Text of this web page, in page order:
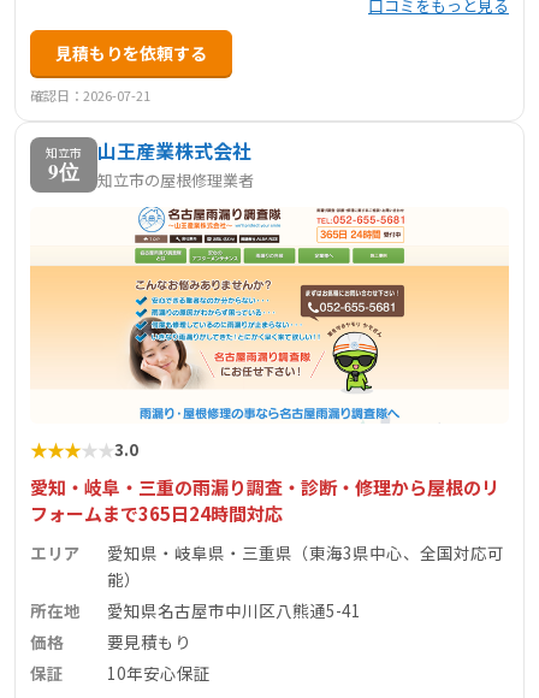
口コミをもっと見る
見積もりを依頼する
確認日：2026-07-21
知立市
9位
山王産業株式会社
知立市の屋根修理業者
★★★★★3.0
愛知・岐阜・三重の雨漏り調査・診断・修理から屋根のリ
フォームまで365日24時間対応
エリア
愛知県・岐阜県・三重県（東海3県中心、全国対応可
能）
所在地
愛知県名古屋市中川区八熊通5-41
価格
要見積もり
保証
10年安心保証